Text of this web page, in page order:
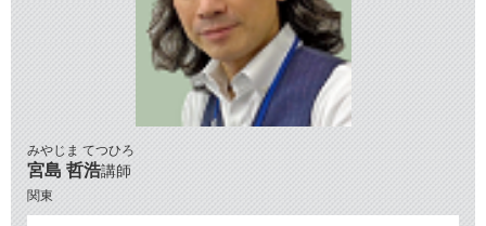
みやじま てつひろ
宮島 哲浩講師
関東